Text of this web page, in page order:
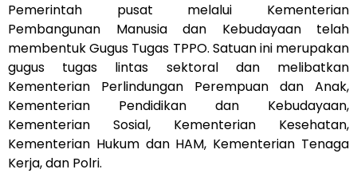
Pemerintah pusat melalui Kementerian
Pembangunan Manusia dan Kebudayaan telah
membentuk Gugus Tugas TPPO. Satuan ini merupakan
gugus tugas lintas sektoral dan melibatkan
Kementerian Perlindungan Perempuan dan Anak,
Kementerian Pendidikan dan Kebudayaan,
Kementerian Sosial, Kementerian Kesehatan,
Kementerian Hukum dan HAM, Kementerian Tenaga
Kerja, dan Polri.